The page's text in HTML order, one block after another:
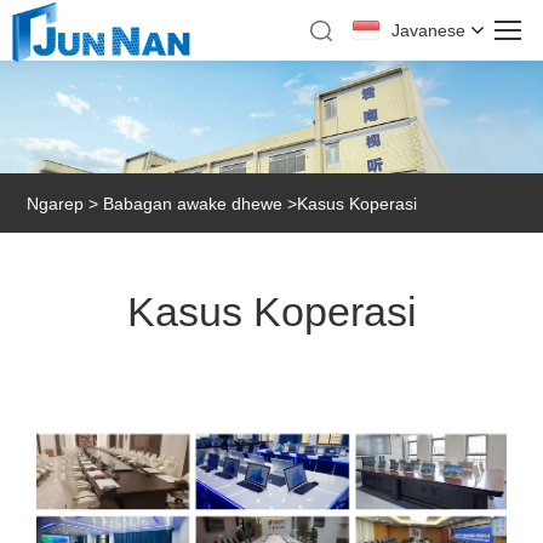
Javanese
Ngarep > Babagan awake dhewe >Kasus Koperasi
Kasus Koperasi